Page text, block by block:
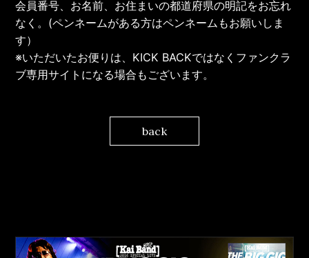
会員番号、お名前、お住まいの都道府県の明記をお忘れ
なく。(ペンネームがある方はペンネームもお願いしま
す）
※いただいたお便りは、KICK BACKではなくファンクラ
ブ専用サイトになる場合もございます。
back